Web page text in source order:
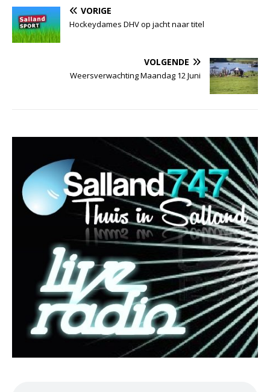
VORIGE
Hockeydames DHV op jacht naar titel
VOLGENDE
Weersverwachting Maandag 12 Juni